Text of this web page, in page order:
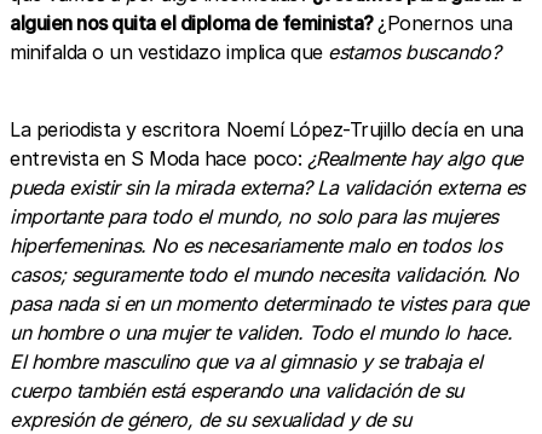
alguien nos quita el diploma de feminista? ¿Ponernos una
minifalda o un vestidazo implica que estamos buscando?
La periodista y escritora Noemí López-Trujillo decía en una
entrevista en S Moda hace poco: ¿Realmente hay algo que
pueda existir sin la mirada externa? La validación externa es
importante para todo el mundo, no solo para las mujeres
hiperfemeninas. No es necesariamente malo en todos los
casos; seguramente todo el mundo necesita validación. No
pasa nada si en un momento determinado te vistes para que
un hombre o una mujer te validen. Todo el mundo lo hace.
El hombre masculino que va al gimnasio y se trabaja el
cuerpo también está esperando una validación de su
expresión de género, de su sexualidad y de su